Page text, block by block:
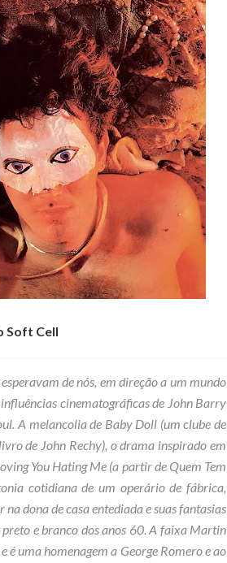
Soft Cell
de nós, em direção a um mundo
cinematográficas de John Barry
A melancolia de Baby Doll (um clube de
de John Rechy), o drama inspirado em
You Hating Me (a partir de Quem Tem
cotidiana de um operário de fábrica,
dona de casa entediada e suas fantasias
e branco dos anos 60. A faixa Martin
é uma homenagem a George Romero e ao